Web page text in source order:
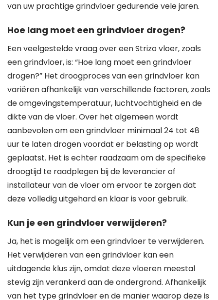
van uw prachtige grindvloer gedurende vele jaren.
Hoe lang moet een grindvloer drogen?
Een veelgestelde vraag over een Strizo vloer, zoals
een grindvloer, is: “Hoe lang moet een grindvloer
drogen?” Het droogproces van een grindvloer kan
variëren afhankelijk van verschillende factoren, zoals
de omgevingstemperatuur, luchtvochtigheid en de
dikte van de vloer. Over het algemeen wordt
aanbevolen om een grindvloer minimaal 24 tot 48
uur te laten drogen voordat er belasting op wordt
geplaatst. Het is echter raadzaam om de specifieke
droogtijd te raadplegen bij de leverancier of
installateur van de vloer om ervoor te zorgen dat
deze volledig uitgehard en klaar is voor gebruik.
Kun je een grindvloer verwijderen?
Ja, het is mogelijk om een grindvloer te verwijderen.
Het verwijderen van een grindvloer kan een
uitdagende klus zijn, omdat deze vloeren meestal
stevig zijn verankerd aan de ondergrond. Afhankelijk
van het type grindvloer en de manier waarop deze is